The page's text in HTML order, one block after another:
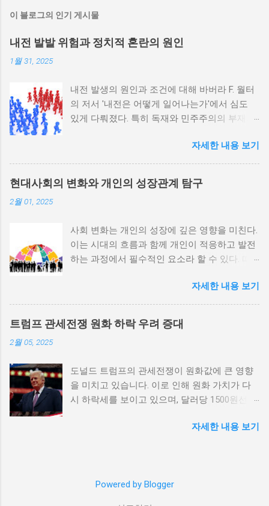
이 블로그의 인기 게시물
내전 발발 위험과 정치적 혼란의 원인
1월 31, 2025
내전 발생의 원인과 조건에 대해 바버라 F. 월터
의 저서 '내전은 어떻게 일어나는가'에서 심도
있게 다뤄졌다. 특히 독재와 민주주의의 부재가
정치적 파벌화와 경제·군사 체제의 불안정성이
내전의 촉매제가 된다는 사실은 우리에게 중요
한 교훈을 준다. 정치적 불안정성과 내전 발발
위험 정치적 불안정성은 내전 발발의 핵심 요인
적 갈등이 심화되고, 이로 인해 내전의 위험이
증가한다. 이와 같은 경우, 국민들은 정부에 대
한 불만을 느끼고, 체제 전복을 위해 무장 세력
역사적으로도 정치적 불안정성이 높은 국가에
서는 종종 내전이 발발했던 예가 많다. 이러한
비극적인 상황을 방지하기 위해서는 먼저 정치
한 원인 중 하나는 경제적 불균형이다. 경제가
일부 계층에 의해 독점되고, 대다수의 국민이 경
제적 불안정과 빈곤 속에서 고통받게 되면, 사회
적 불만이 쌓이기 마련이다. 이와 같은 경제적
하며, 사회적 불안이 증대할 경우 시민들은 무장
자세한 내용 보기
현대사회의 변화와 개인의 성장관계 탐구
2월 01, 2025
사회 변화는 개인의 성장에 깊은 영향을 미친다.
이는 시대의 흐름과 함께 개인이 적응하고 발전
하는 과정에서 필수적인 요소라 할 수 있다. 따
탐구하는 것이 필요하다. 사회 변화의 의미와 구
조 사회 변화란 특정 사회의 구조, 문화, 가치관
등이 시간이 지남에 따라 변화하는 과정을 의미
한다. 이러한 변화는 다양한 요인에 의해 발생할
이루어진다. 예를 들어, 산업 혁명은 사람들이
일하는 방식과 생활 방식을 완전히 변화시켰다.
이에 따라 개인의 역할과 목표 또한 변화할 수밖
로운 기회를 창출한다. 예를 들어, 정보통신기술
다. 이러한 변화는 개인이 자신의 전문성을 더욱
자세한 내용 보기
트럼프 관세전쟁 원화 하락 우려 증대
2월 05, 2025
도널드 트럼프의 관세전쟁이 원화값에 큰 영향
을 미치고 있습니다. 이로 인해 원화 가치가 다
시 하락세를 보이고 있으며, 달러당 1500원선이
이러한 경제적 변화가 앞으로 어떻게 전개될지
는 미국의 제조업을 보호하기 위해 중국과 다른
자세한 내용 보기
Powered by Blogger